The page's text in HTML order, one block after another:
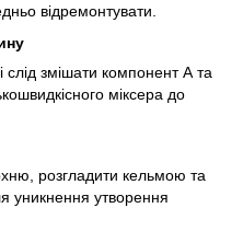
відремонтувати.
слід змішати компонент А та
міксера до
розгладити кельмою та
уникнення утворення